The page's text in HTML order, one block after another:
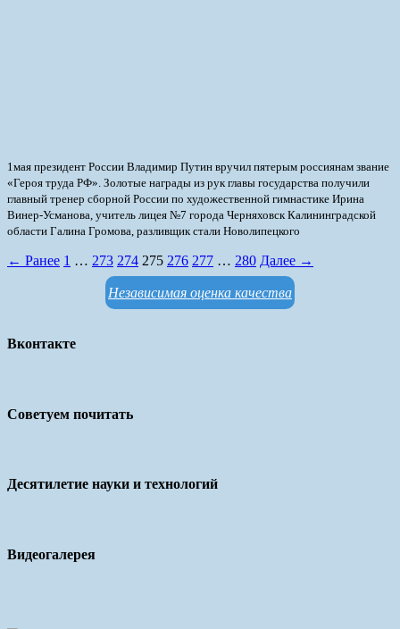
1мая президент России Владимир Путин вручил пятерым россиянам звание
«Героя труда РФ». Золотые награды из рук главы государства получили
главный тренер сборной России по художественной гимнастике Ирина
Винер-Усманова, учитель лицея №7 города Черняховск Калининградской
области Галина Громова, разливщик стали Новолипецкого
← Ранее 1 … 273 274 275 276 277 … 280 Далее →
Независимая оценка качества
Вконтакте
Советуем почитать
Десятилетие науки и технологий
Видеогалерея